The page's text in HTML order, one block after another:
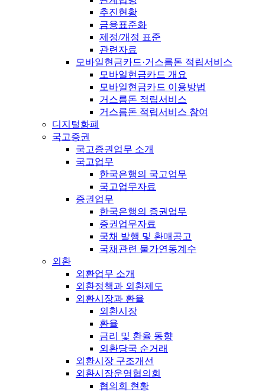
추진현황
금융표준화
제정/개정 표준
관련자료
모바일현금카드·거스름돈 적립서비스
모바일현금카드 개요
모바일현금카드 이용방법
거스름돈 적립서비스
거스름돈 적립서비스 참여
디지털화폐
국고증권
국고증권업무 소개
국고업무
한국은행의 국고업무
국고업무자료
증권업무
한국은행의 증권업무
증권업무자료
국채 발행 및 환매공고
국채관련 물가연동계수
외환
외환업무 소개
외환정책과 외환제도
외환시장과 환율
외환시장
환율
금리 및 환율 동향
외환당국 순거래
외환시장 구조개선
외환시장운영협의회
협의회 현황